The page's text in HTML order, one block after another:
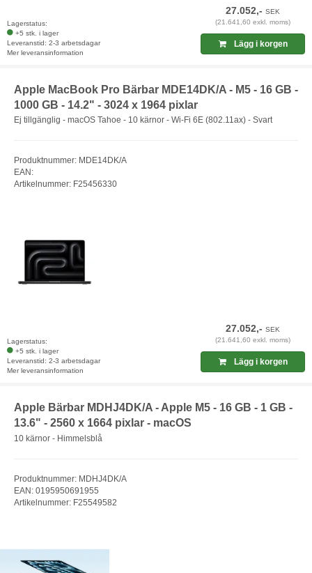
Lagerstatus:
+5 stk. i lager
Leveranstid: 2-3 arbetsdagar
Mer leveransinformation
27.052,-SEK
(21.641,60 exkl. moms)
Lägg i korgen
Apple MacBook Pro Bärbar MDE14DK/A - M5 - 16 GB -
1000 GB - 14.2" - 3024 x 1964 pixlar
Ej tillgänglig - macOS Tahoe - 10 kärnor - Wi-Fi 6E (802.11ax) - Svart
Produktnummer: MDE14DK/A
EAN:
Artikelnummer: F25456330
Lagerstatus:
+5 stk. i lager
Leveranstid: 2-3 arbetsdagar
Mer leveransinformation
27.052,-SEK
(21.641,60 exkl. moms)
Lägg i korgen
Apple Bärbar MDHJ4DK/A - Apple M5 - 16 GB - 1 GB -
13.6" - 2560 x 1664 pixlar - macOS
10 kärnor - Himmelsblå
Produktnummer: MDHJ4DK/A
EAN: 0195950691955
Artikelnummer: F25549582